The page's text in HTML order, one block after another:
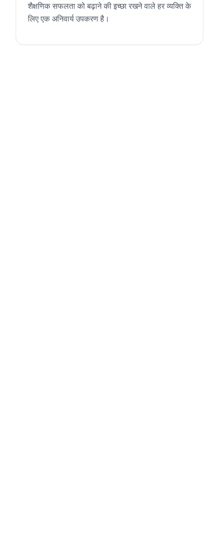
शैक्षणिक सफलता को बढ़ाने की इच्छा रखने वाले हर व्यक्ति के
लिए एक अनिवार्य उपकरण है।